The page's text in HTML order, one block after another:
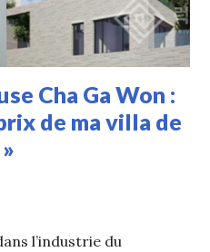
Cha Ga Won :
de ma villa de
l’industrie du